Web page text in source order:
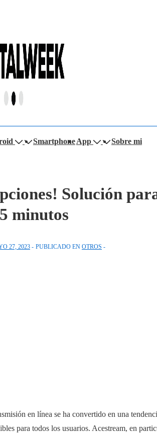
SmartphoneApp
Sobre mi
Solución
minutos
27, 2023 PUBLICADO EN OTROS
en línea se ha convertido en una
para todos los usuarios. Acestream, en